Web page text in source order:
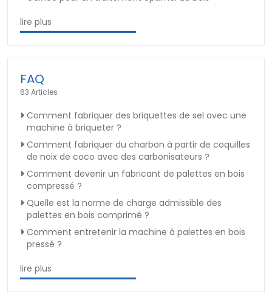
lire plus
FAQ
63 Articles
Comment fabriquer des briquettes de sel avec une
machine à briqueter ?
Comment fabriquer du charbon à partir de coquilles
de noix de coco avec des carbonisateurs ?
Comment devenir un fabricant de palettes en bois
compressé ?
Quelle est la norme de charge admissible des
palettes en bois comprimé ?
Comment entretenir la machine à palettes en bois
pressé ?
lire plus